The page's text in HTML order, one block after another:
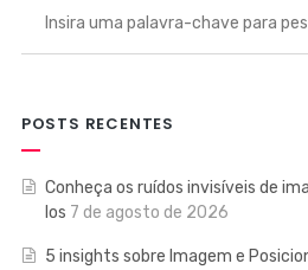
POSTS RECENTES
Conheça os ruídos invisíveis de
los 7 de agosto de 2026
5 insights sobre Imagem e